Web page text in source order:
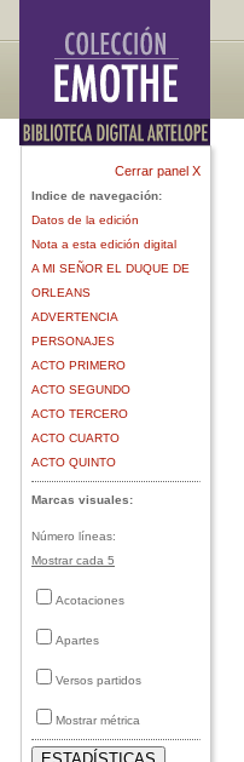
Cerrar panel X
Indice de navegación:
Datos de la edición
Nota a esta edición digital
A MI SEÑOR EL DUQUE DE
ORLEANS
ADVERTENCIA
PERSONAJES
ACTO PRIMERO
ACTO SEGUNDO
ACTO TERCERO
ACTO CUARTO
ACTO QUINTO
Marcas visuales:
Número líneas:
Mostrar cada 5
Acotaciones
Apartes
Versos partidos
Mostrar métrica